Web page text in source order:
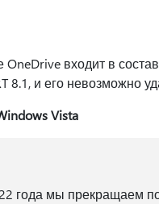
входит в
8.1, и его невозможно
Vista
года мы прекращаем